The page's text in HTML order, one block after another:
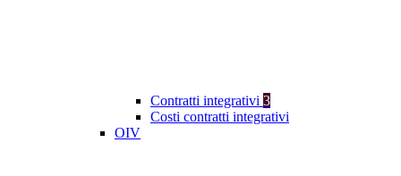
Contratti integrativi 3
Costi contratti integrativi
OIV